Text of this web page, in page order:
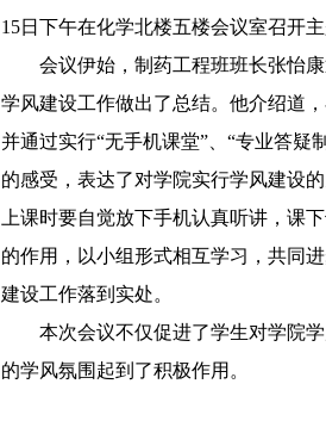
15日下午在化学北楼五楼会议室召开
会议伊始，制药工程班班长张怡
学风建设工作做出了总结。他介绍道
并通过实行“无手机课堂”、“专业答
的感受，表达了对学院实行学风建设
上课时要自觉放下手机认真听讲，课
的作用，以小组形式相互学习，共同
建设工作落到实处。
本次会议不仅促进了学生对学院
的学风氛围起到了积极作用。